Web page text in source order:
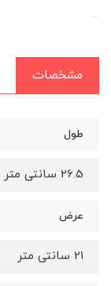
مشخصات
طول
26.5 سانتی متر
عرض
21 سانتی متر